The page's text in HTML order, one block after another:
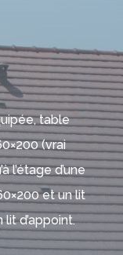
table
(vrai
l’étage d’une
et un lit
lit d’appoint.